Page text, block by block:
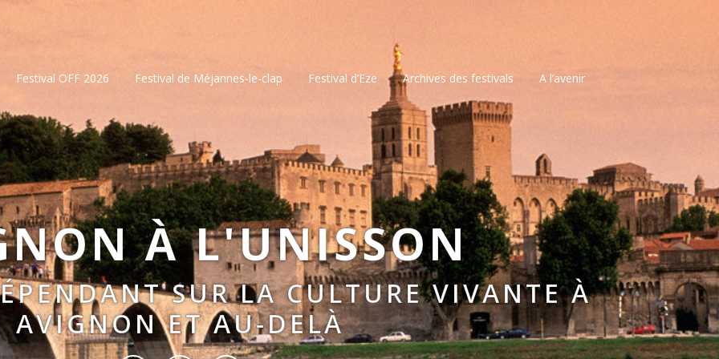
Festival OFF 2026 Festival de Méjannes-le-clap Festival d’Eze Archives des festivals A l’avenir
À L'UNISSON
SUR LA CULTURE VIVANTE À
AVIGNON ET AU-DELÀ